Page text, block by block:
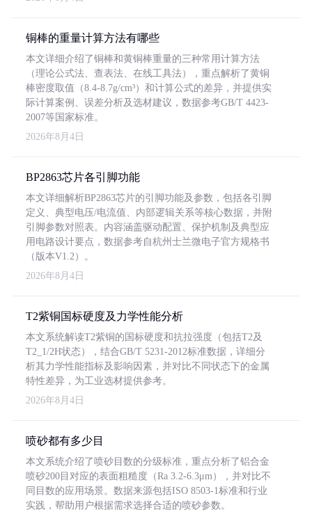
铜棒的重量计算方法有哪些
本文详细介绍了铜棒和黄铜棒重量的三种常用计算方法
（理论公式法、查表法、在线工具法），重点解析了黄铜
棒密度取值（8.4-8.7g/cm³）和计算公式的差异，并提供实
际计算案例、误差分析及选材建议，数据参考GB/T 4423-
2007等国家标准。
2026年8月4日
BP2863芯片各引脚功能
本文详细解析BP2863芯片的引脚功能及参数，包括各引脚
定义、典型电压/电流值、内部逻辑关系等核心数据，并附
引脚参数对照表。内容涵盖驱动配置、保护机制及典型应
用电路设计要点，数据参考自杭州士兰微电子官方规格书
（版本V1.2）。
2026年8月4日
T2紫铜国标硬度及力学性能分析
本文系统解读T2紫铜的国标硬度和抗拉强度（包括T2及
T2_1/2H状态），结合GB/T 5231-2012标准数据，详细分
析其力学性能指标及影响因素，并对比不同状态下的金属
特性差异，为工业选材提供参考。
2026年8月4日
喷砂都有多少目
本文系统介绍了喷砂目数的分级标准，重点分析了铝合金
喷砂200目对应的表面粗糙度（Ra 3.2-6.3μm），并对比不
同目数的应用场景。数据来源包括ISO 8503-1标准和行业
实践，帮助用户根据需求选择合适的喷砂参数。